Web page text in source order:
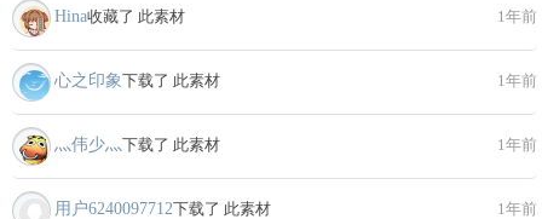
Hina收藏了 此素材 1年前
心之印象下载了 此素材 1年前
灬伟少灬下载了 此素材 1年前
用户6240097712下载了 此素材 1年前